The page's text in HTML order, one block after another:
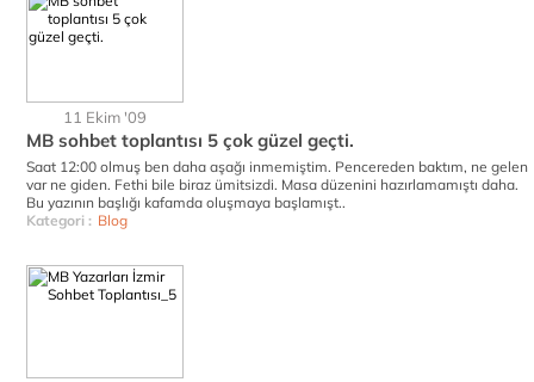
11 Ekim '09
MB sohbet toplantısı 5 çok güzel geçti.
Saat 12:00 olmuş ben daha aşağı inmemiştim. Pencereden baktım, ne gelen
var ne giden. Fethi bile biraz ümitsizdi. Masa düzenini hazırlamamıştı daha.
Bu yazının başlığı kafamda oluşmaya başlamışt..
Kategori : Blog